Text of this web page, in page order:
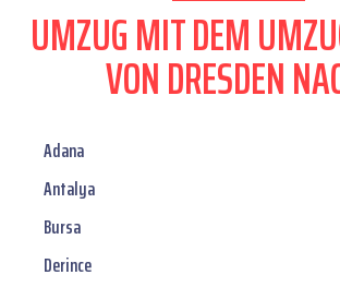
UMZUG MIT DEM
VON DRESDEN
Adana
Antalya
Bursa
Derince